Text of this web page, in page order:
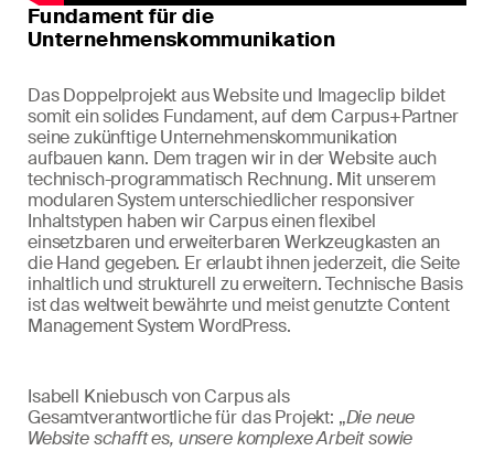
Fundament für die
Unternehmenskommunikation
Das Doppelprojekt aus Website und Imageclip bildet
somit ein solides Fundament, auf dem Carpus+Partner
seine zukünftige Unternehmenskommunikation
aufbauen kann. Dem tragen wir in der Website auch
technisch-programmatisch Rechnung. Mit unserem
modularen System unterschiedlicher responsiver
Inhaltstypen haben wir Carpus einen flexibel
einsetzbaren und erweiterbaren Werkzeugkasten an
die Hand gegeben. Er erlaubt ihnen jederzeit, die Seite
inhaltlich und strukturell zu erweitern. Technische Basis
ist das weltweit bewährte und meist genutzte Content
Management System WordPress.
Isabell Kniebusch von Carpus als
Gesamtverantwortliche für das Projekt: „Die neue
Website schafft es, unsere komplexe Arbeit sowie